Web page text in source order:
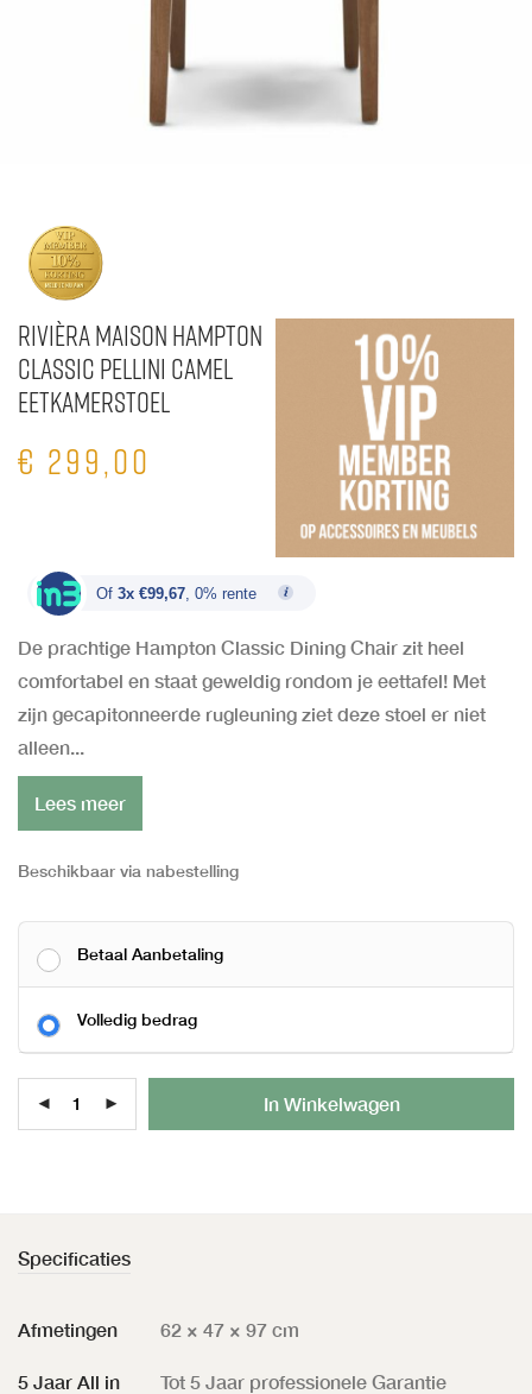
Rivièra Maison Hampton
Classic Pellini Camel
Eetkamerstoel
€ 299,00
Of 3x €99,67 , 0% rente
De prachtige Hampton Classic Dining Chair zit heel
comfortabel en staat geweldig rondom je eettafel! Met
zijn gecapitonneerde rugleuning ziet deze stoel er niet
alleen...
Lees meer
Beschikbaar via nabestelling
Betaal Aanbetaling
Volledig bedrag
In Winkelwagen
Specificaties
Afmetingen 62 × 47 × 97 cm
5 Jaar All in
Tot 5 Jaar professionele Garantie